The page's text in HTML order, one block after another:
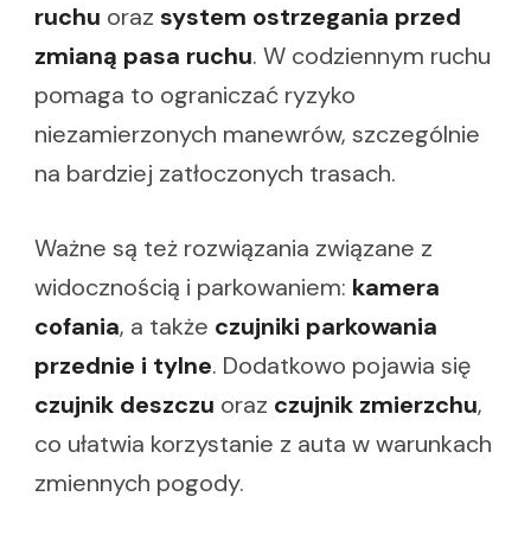
ruchu oraz system ostrzegania przed
zmianą pasa ruchu. W codziennym ruchu
pomaga to ograniczać ryzyko
niezamierzonych manewrów, szczególnie
na bardziej zatłoczonych trasach.
Ważne są też rozwiązania związane z
widocznością i parkowaniem: kamera
cofania, a także czujniki parkowania
przednie i tylne. Dodatkowo pojawia się
czujnik deszczu oraz czujnik zmierzchu,
co ułatwia korzystanie z auta w warunkach
zmiennych pogody.